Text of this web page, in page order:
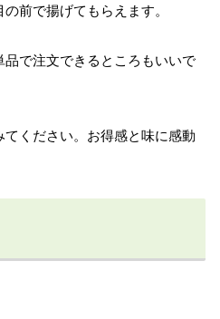
前で揚げてもらえます。
で注文できるところもいいで
ください。お得感と味に感動